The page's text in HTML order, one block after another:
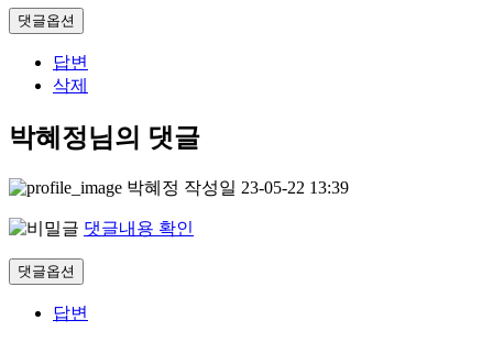
댓글옵션
답변
삭제
박혜정님의 댓글
박혜정 작성일 23-05-22 13:39
댓글내용 확인
댓글옵션
답변